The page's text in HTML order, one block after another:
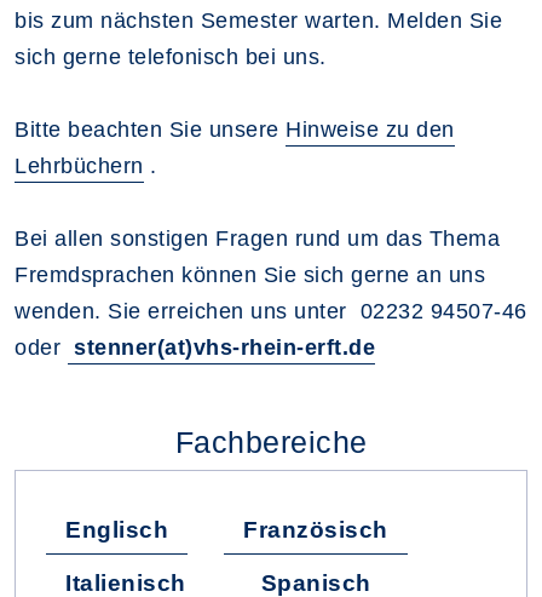
bis zum nächsten Semester warten. Melden Sie
sich gerne telefonisch bei uns.
Bitte beachten Sie unsere Hinweise zu den
Lehrbüchern .
Bei allen sonstigen Fragen rund um das Thema
Fremdsprachen können Sie sich gerne an uns
wenden. Sie erreichen uns unter 02232 94507-46
oder stenner(at)vhs-rhein-erft.de
Fachbereiche
Englisch Französisch
Italienisch Spanisch